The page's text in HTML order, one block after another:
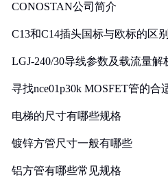
CONOSTAN公司简介
C13和C14插头国标与欧标的区
LGJ-240/30导线参数及载流量解
寻找nce01p30k MOSFET管的合
电梯的尺寸有哪些规格
镀锌方管尺寸一般有哪些
铝方管有哪些常见规格